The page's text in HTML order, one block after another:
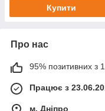
Купити
Про нас
95% позитивних з
Працює з
м. Дніпро